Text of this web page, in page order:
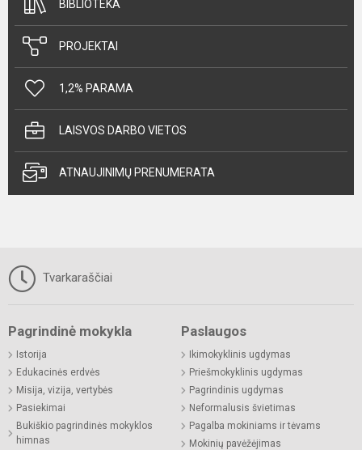
BIBLIOTEKA
PROJEKTAI
1,2% PARAMA
LAISVOS DARBO VIETOS
ATNAUJINIMŲ PRENUMERATA
Tvarkaraščiai
Pagrindinė mokykla
Istorija
Edukacinės erdvės
Misija, vizija, vertybės
Pasiekimai
Bukiškio pagrindinės mokyklos
himnas
Paslaugos
Ikimokyklinis ugdymas
Priešmokyklinis ugdymas
Pagrindinis ugdymas
Neformalusis švietimas
Pagalba mokiniams ir tėvams
Mokinių pavėžėjimas